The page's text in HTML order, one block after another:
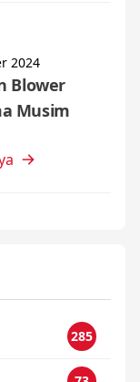
2024
Blower
Musim
285